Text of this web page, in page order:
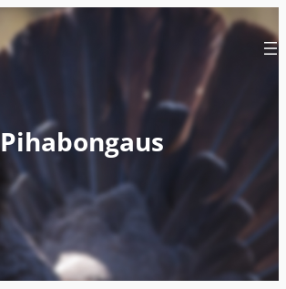
Pihabongaus